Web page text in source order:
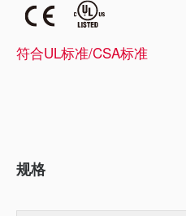
符合UL标准/CSA标准
规格